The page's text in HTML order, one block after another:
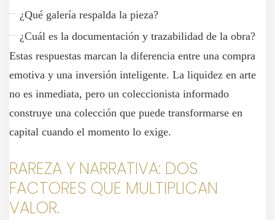
¿Qué galería respalda la pieza?
¿Cuál es la documentación y trazabilidad de la obra?
Estas respuestas marcan la diferencia entre una compra
emotiva y una inversión inteligente. La liquidez en arte
no es inmediata, pero un coleccionista informado
construye una colección que puede transformarse en
capital cuando el momento lo exige.
RAREZA Y NARRATIVA: DOS
FACTORES QUE MULTIPLICAN
VALOR.